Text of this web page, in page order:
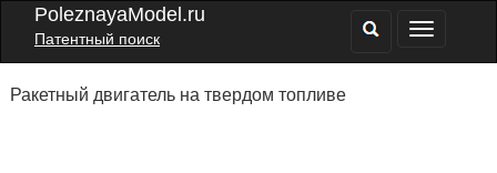
PoleznayaModel.ru
Патентный поиск
Ракетный двигатель на твердом топливе